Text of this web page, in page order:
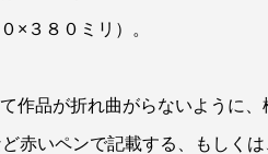
×３８０ミリ）。
作品が折れ曲がらないように、
赤いペンで記載する、もしくは